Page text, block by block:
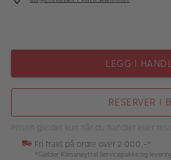
LEGG I
RESERVER I
Prisen gjelder kun når du handler eller
Fri frakt på ordre over 2 000,-*
*Gjelder Klimanøytral Servicepakke og